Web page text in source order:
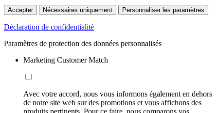
Accepter Nécessaires uniquement Personnaliser les paramètres
Déclaration de confidentialité
Paramètres de protection des données personnalisés
Marketing Customer Match
Avec votre accord, nous vous informons également en dehors
de notre site web sur des promotions et vous affichons des
produits pertinents. Pour ce faire, nous comparons vos